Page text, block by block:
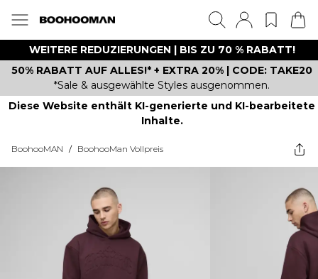
WEITERE REDUZIERUNGEN | BIS ZU 70 % RABATT!
50% RABATT AUF ALLES!* + EXTRA 20% | CODE: TAKE20
*Sale & ausgewählte Styles ausgenommen.
Diese Website enthält KI-generierte und KI-bearbeitete
Inhalte.
BoohooMAN / BoohooMan Vollpreis